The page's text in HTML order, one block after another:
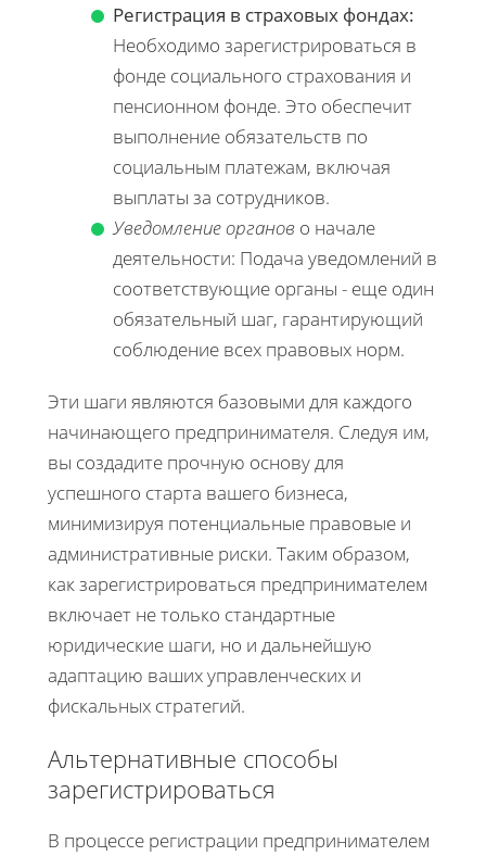
Регистрация в страховых фондах:
Необходимо зарегистрироваться в
фонде социального страхования и
пенсионном фонде. Это обеспечит
выполнение обязательств по
социальным платежам, включая
выплаты за сотрудников.
Уведомление органов о начале
деятельности: Подача уведомлений в
соответствующие органы - еще один
обязательный шаг, гарантирующий
соблюдение всех правовых норм.
Эти шаги являются базовыми для каждого
начинающего предпринимателя. Следуя им,
вы создадите прочную основу для
успешного старта вашего бизнеса,
минимизируя потенциальные правовые и
административные риски. Таким образом,
как зарегистрироваться предпринимателем
включает не только стандартные
юридические шаги, но и дальнейшую
адаптацию ваших управленческих и
фискальных стратегий.
Альтернативные способы
зарегистрироваться
В процессе регистрации предпринимателем